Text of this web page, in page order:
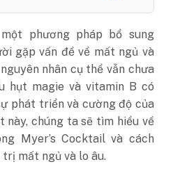
phương pháp bổ sung
gặp vấn đề về mất ngủ và
nhân cụ thể vẫn chưa
hụt magie và vitamin B có
phát triển và cường độ của
này, chúng ta sẽ tìm hiểu về
Myer’s Cocktail và cách
mất ngủ và lo âu.